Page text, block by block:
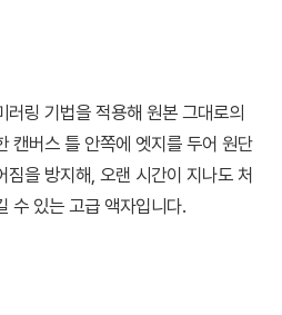
링 기법을 적용해 원본 그대로의
캔버스 틀 안쪽에 엣지를 두어 원단
을 방지해, 오랜 시간이 지나도 처
수 있는 고급 액자입니다.